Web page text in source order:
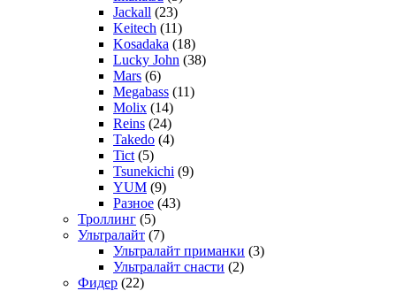
Jackall (23)
Keitech (11)
Kosadaka (18)
Lucky John (38)
Mars (6)
Megabass (11)
Molix (14)
Reins (24)
Takedo (4)
Tict (5)
Tsunekichi (9)
YUM (9)
Разное (43)
Троллинг (5)
Ультралайт (7)
Ультралайт приманки (3)
Ультралайт снасти (2)
Фидер (22)